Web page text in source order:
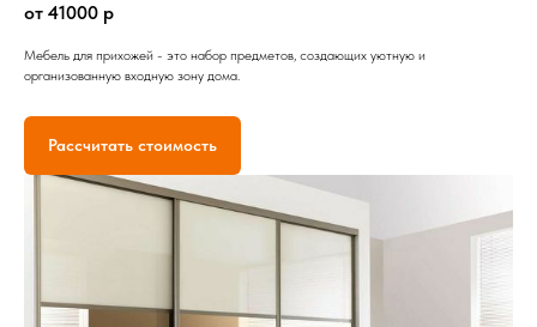
от 41000 р
Мебель для прихожей - это набор предметов, создающих уютную и
организованную входную зону дома.
Рассчитать стоимость